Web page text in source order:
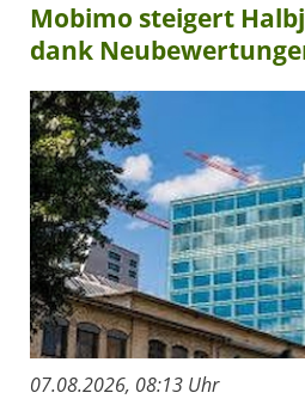
Mobimo steigert
dank
07.08.2026, 08:13 Uhr